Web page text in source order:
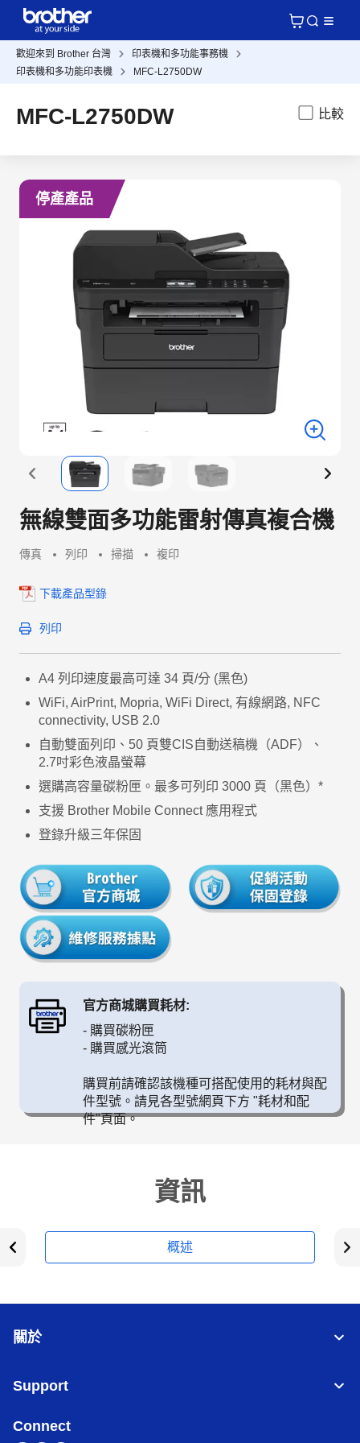
歡迎來到 Brother 台灣
印表機和多功能事務機
印表機和多功能印表機
MFC-L2750DW
MFC-L2750DW 比較
停產產品
無線雙面多功能雷射傳真複合機
傳真 列印 掃描 複印
下載產品型錄
列印
A4 列印速度最高可達 34 頁/分 (黑色)
WiFi, AirPrint, Mopria, WiFi Direct, 有線網路, NFC
connectivity, USB 2.0
自動雙面列印、50 頁雙CIS自動送稿機（ADF）、
2.7吋彩色液晶螢幕
選購高容量碳粉匣。最多可列印 3000 頁（黑色）*
支援 Brother Mobile Connect 應用程式
登錄升級三年保固
官方商城購買耗材:
- 購買碳粉匣
- 購買感光滾筒
購買前請確認該機種可搭配使用的耗材與配
件型號。請見各型號網頁下方 "耗材和配
件"頁面。
資訊
概述
關於
Support
Connect